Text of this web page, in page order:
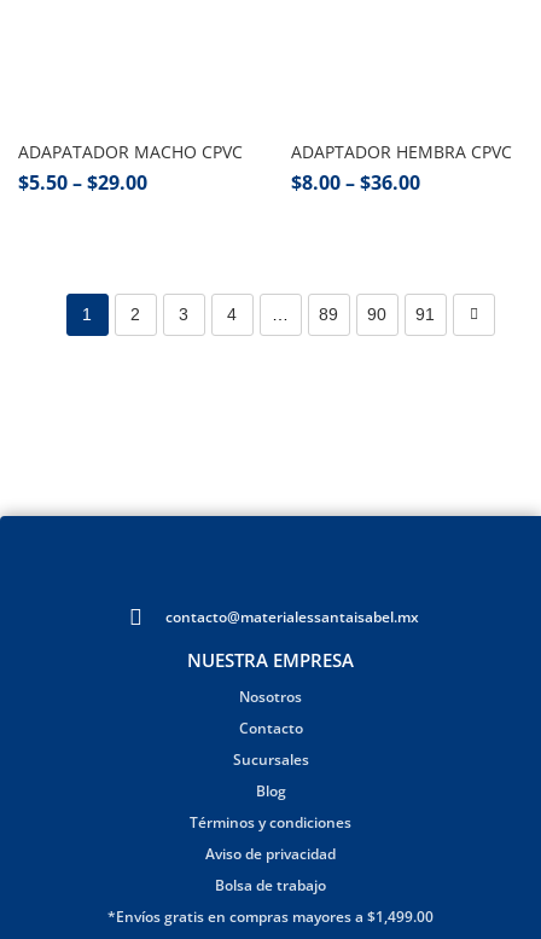
ADAPATADOR MACHO CPVC
$5.50–$29.00
ADAPTADOR HEMBRA CPVC
$8.00–$36.00
1 2 3 4 89 90 91
contacto@materialessantaisabel.mx
NUESTRA EMPRESA
Nosotros
Contacto
Sucursales
Blog
Términos y condiciones
Aviso de privacidad
Bolsa de trabajo
*Envíos gratis en compras mayores a $1,499.00